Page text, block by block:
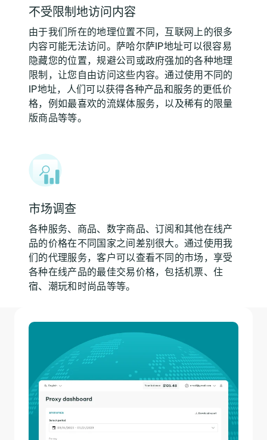
不受限制地访问内容
由于我们所在的地理位置不同，互联网上的很多
内容可能无法访问。萨哈尔萨IP地址可以很容易
隐藏您的位置，规避公司或政府强加的各种地理
限制，让您自由访问这些内容。通过使用不同的
IP地址，人们可以获得各种产品和服务的更低价
格，例如最喜欢的流媒体服务，以及稀有的限量
版商品等等。
市场调查
各种服务、商品、数字商品、订阅和其他在线产
品的价格在不同国家之间差别很大。通过使用我
们的代理服务，客户可以查看不同的市场，享受
各种在线产品的最佳交易价格，包括机票、住
宿、潮玩和时尚品等等。